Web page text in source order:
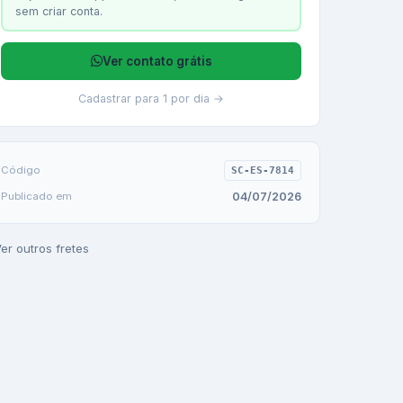
sem criar conta.
Ver contato grátis
Cadastrar para 1 por dia →
Código SC-ES-7814
Publicado em 04/07/2026
outros fretes